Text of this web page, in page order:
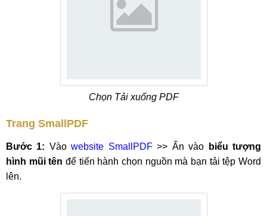
Chọn Tải xuống PDF
Trang SmallPDF
Bước 1: Vàowebsite SmallPDF>> Ấn vào
biểu tượng
hình mũi tên để tiến hành chọn nguồn mà bạn tải tệp Word
lên.